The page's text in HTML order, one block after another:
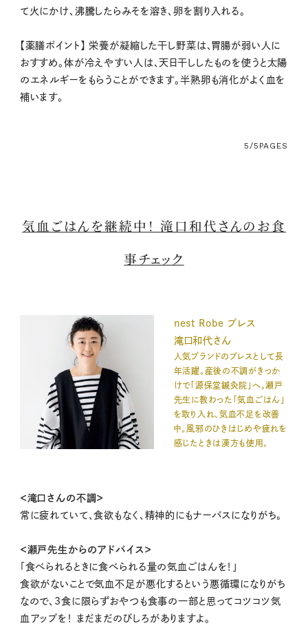
て火にかけ、沸騰したらみそを溶き、卵を割り入れる。
【薬膳ポイント】 栄養が凝縮した干し野菜は、胃腸が弱い人に
おすすめ。体が冷えやすい人は、天日干ししたものを使うと太陽
のエネルギーをもらうことができます。半熟卵も消化がよく血を
補います。
5/5 PAGES
気血ごはんを継続中！ 滝口和代さんのお食
事チェック
nest Robe プレス
滝口和代さん
人気ブランドのプレスとして長
年活躍。産後の不調がきっか
けで「源保堂鍼灸院」へ。瀬戸
先生に教わった「気血ごはん」
を取り入れ、気血不足を改善
中。風邪のひきはじめや疲れを
感じたときは漢方も使用。
＜滝口さんの不調＞
常に疲れていて、食欲もなく、精神的にもナーバスになりがち。
＜瀬戸先生からのアドバイス＞
「食べられるときに食べられる量の気血ごはんを！」
食欲がないことで気血不足が悪化するという悪循環になりがち
なので、3食に限らずおやつも食事の一部と思ってコツコツ気
血アップを！ まだまだのびしろがありますよ。